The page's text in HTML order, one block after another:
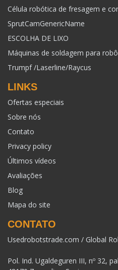
Célula robótica de fresagem e
SprutCamGenericName
ESCOLHA DE LIXO
Máquinas de soldagem para
Trumpf /Laserline/Raycus
LINKS
Ofertas especiais
Sobre nós
Contato
Privacy policy
Últimos vídeos
Avaliações
Blog
Mapa do site
CONTATO
Usedrobotstrade.com / Global
Pol. Ind. Ugaldeguren III, nº 32,